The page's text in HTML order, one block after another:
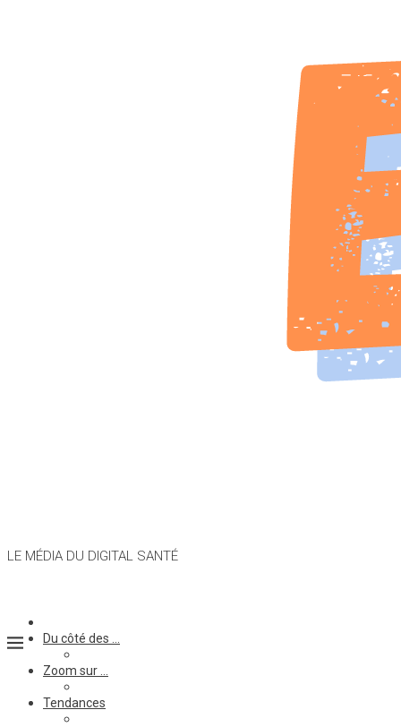
LE MÉDIA DU DIGITAL SANTÉ
Du côté des …
Zoom sur …
Tendances